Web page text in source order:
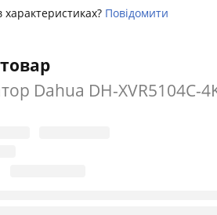
час і в будь-якому місці.
Повідомити
Dahua DH-XVR5104C-